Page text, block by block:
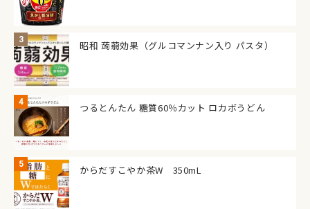
昭和 蒟蒻効果（グルコマンナン入り パスタ）
つるとんたん 糖質60％カット ロカボうどん
からだすこやか茶W 350mL